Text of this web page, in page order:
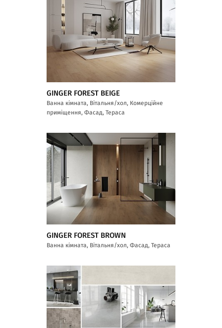
GINGER FOREST BEIGE
Ванна кімната, Вітальня/хол, Комерційне
приміщення, Фасад, Тераса
GINGER FOREST BROWN
Ванна кімната, Вітальня/хол, Фасад, Тераса